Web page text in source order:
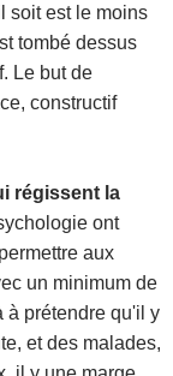
soit est le moins
tombé dessus
Le but de
constructif
régissent la
ont
aux
un minimum de
à prétendre qu'il y
et des malades,